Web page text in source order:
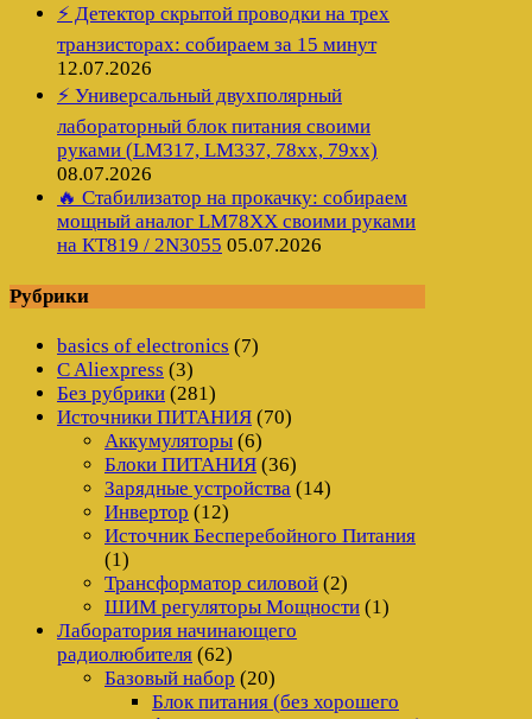
⚡ Детектор скрытой проводки на трех
транзисторах: собираем за 15 минут
12.07.2026
⚡ Универсальный двухполярный
лабораторный блок питания своими
руками (LM317, LM337, 78xx, 79xx)
08.07.2026
🔥 Стабилизатор на прокачку: собираем
мощный аналог LM78XX своими руками
на КТ819 / 2N3055 05.07.2026
Рубрики
basics of electronics (7)
C Aliexpress (3)
Без рубрики (281)
Источники ПИТАНИЯ (70)
Аккумуляторы (6)
Блоки ПИТАНИЯ (36)
Зарядные устройства (14)
Инвертор (12)
Источник Бесперебойного Питания
(1)
Трансформатор силовой (2)
ШИМ регуляторы Мощности (1)
Лаборатория начинающего
радиолюбителя (62)
Базовый набор (20)
Блок питания (без хорошего